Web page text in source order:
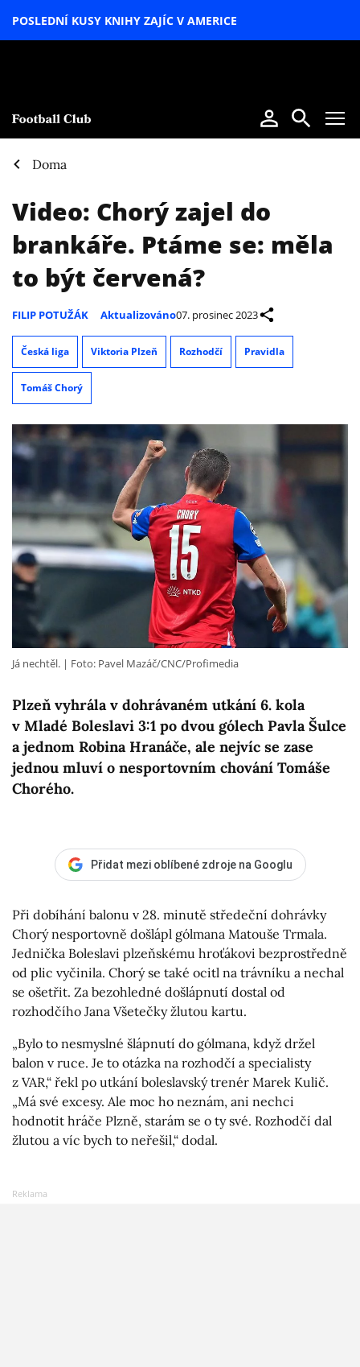
POSLEDNÍ KUSY KNIHY ZAJÍC V AMERICE
Doma
Video: Chorý zajel do
brankáře. Ptáme se: měla
to být červená?
FILIP POTUŽÁK Aktualizováno07. prosinec 2023
Česká liga Viktoria Plzeň Rozhodčí Pravidla
Tomáš Chorý
Plzeň vyhrála v dohrávaném utkání 6. kola
v Mladé Boleslavi 3:1 po dvou gólech Pavla Šulce
a jednom Robina Hranáče, ale nejvíc se zase
jednou mluví o nesportovním chování Tomáše
Chorého.
Já nechtěl. Foto: Pavel Mazáč/CNC/Profimedia
Přidat mezi oblíbené zdroje na Googlu
Při dobíhání balonu v 28. minutě středeční dohrávky
Chorý nesportovně došlápl gólmana Matouše Trmala.
Jednička Boleslavi plzeňskému hroťákovi bezprostředně
od plic vyčinila. Chorý se také ocitl na trávníku a nechal
se ošetřit. Za bezohledné došlápnutí dostal od
rozhodčího Jana Všetečky žlutou kartu.
„Bylo to nesmyslné šlápnutí do gólmana, když držel
balon v ruce. Je to otázka na rozhodčí a specialisty
z VAR,“ řekl po utkání boleslavský trenér Marek Kulič.
„Má své excesy. Ale moc ho neznám, ani nechci
hodnotit hráče Plzně, starám se o ty své. Rozhodčí dal
žlutou a víc bych to neřešil,“ dodal.